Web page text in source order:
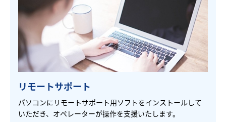
リモートサポート
パソコンにリモートサポート用ソフトをインストールして
いただき、オペレーターが操作を支援いたします。